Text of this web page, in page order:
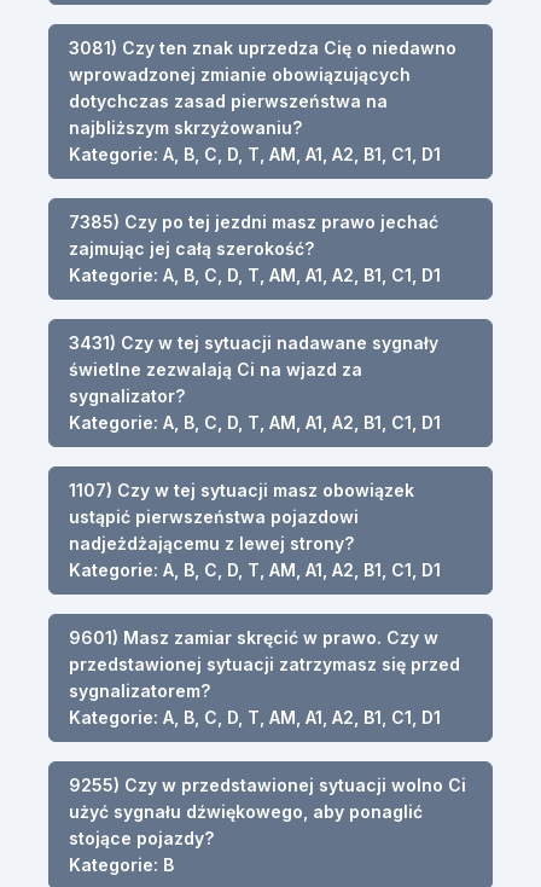
3081) Czy ten znak uprzedza Cię o niedawno
wprowadzonej zmianie obowiązujących
dotychczas zasad pierwszeństwa na
najbliższym skrzyżowaniu?
Kategorie: A, B, C, D, T, AM, A1, A2, B1, C1, D1
7385) Czy po tej jezdni masz prawo jechać
zajmując jej całą szerokość?
Kategorie: A, B, C, D, T, AM, A1, A2, B1, C1, D1
3431) Czy w tej sytuacji nadawane sygnały
świetlne zezwalają Ci na wjazd za
sygnalizator?
Kategorie: A, B, C, D, T, AM, A1, A2, B1, C1, D1
1107) Czy w tej sytuacji masz obowiązek
ustąpić pierwszeństwa pojazdowi
nadjeżdżającemu z lewej strony?
Kategorie: A, B, C, D, T, AM, A1, A2, B1, C1, D1
9601) Masz zamiar skręcić w prawo. Czy w
przedstawionej sytuacji zatrzymasz się przed
sygnalizatorem?
Kategorie: A, B, C, D, T, AM, A1, A2, B1, C1, D1
9255) Czy w przedstawionej sytuacji wolno Ci
użyć sygnału dźwiękowego, aby ponaglić
stojące pojazdy?
Kategorie: B